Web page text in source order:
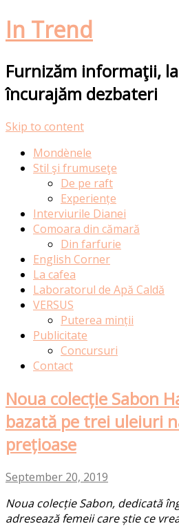
In Trend
Furnizăm informaţii,
încurajăm dezbateri
Skip to content
Mondènele
Stil şi frumuseţe
De pe raft
Experiențe
Interviurile Dianei
Comoara din cămară
Din farfurie
English Corner
La cafea
Laboratorul de Apă Caldă
VERSUS
Puterea minții
Publicitate
Concursuri
Contact
Noua colecție Sabon
bazată pe trei uleiuri
prețioase
September 20, 2019
Noua colecție Sabon, dedicată
adresează femeii care știe ce